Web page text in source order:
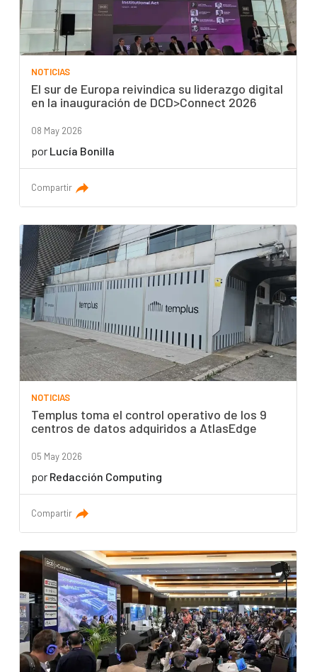
NOTICIAS
El sur de Europa reivindica su liderazgo digital
en la inauguración de DCD>Connect 2026
08 May 2026
por Lucía Bonilla
Compartir
NOTICIAS
Templus toma el control operativo de los 9
centros de datos adquiridos a AtlasEdge
05 May 2026
por Redacción Computing
Compartir